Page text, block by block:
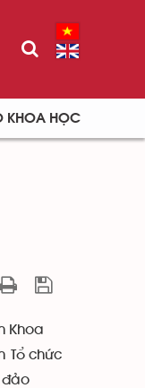
KHOA HỌC
Khoa
Tổ chức
đảo